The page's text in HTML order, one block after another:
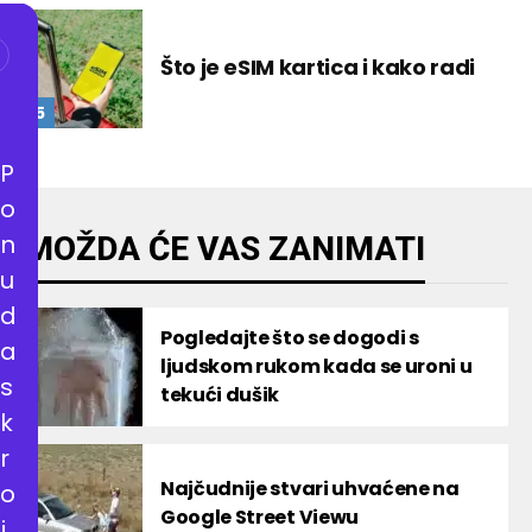
Što je eSIM kartica i kako radi
MOŽDA ĆE VAS ZANIMATI
Pogledajte što se dogodi s
ljudskom rukom kada se uroni u
tekući dušik
Najčudnije stvari uhvaćene na
Google Street Viewu
P
o
n
u
d
a
s
k
r
o